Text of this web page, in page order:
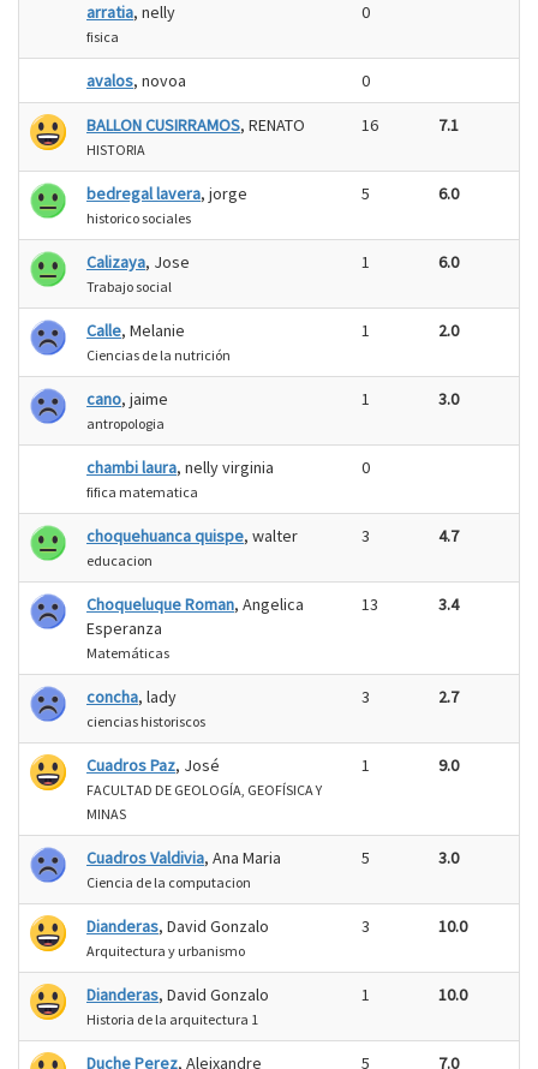
arratia, nelly
fisica
0
avalos, novoa 0
BALLON CUSIRRAMOS, RENATO
HISTORIA
16 7.1
bedregal lavera, jorge
historico sociales
5 6.0
Calizaya, Jose
Trabajo social
1 6.0
Calle, Melanie
Ciencias de la nutrición
1 2.0
cano, jaime
antropologia
1 3.0
chambi laura, nelly virginia
fifica matematica
0
choquehuanca quispe, walter
educacion
3 4.7
Choqueluque Roman, Angelica
Esperanza
Matemáticas
13 3.4
concha, lady
ciencias historiscos
3 2.7
Cuadros Paz, José
FACULTAD DE GEOLOGÍA, GEOFÍSICA Y
MINAS
1 9.0
Cuadros Valdivia, Ana Maria
Ciencia de la computacion
5 3.0
Dianderas, David Gonzalo
Arquitectura y urbanismo
3 10.0
Dianderas, David Gonzalo
Historia de la arquitectura 1
1 10.0
Duche Perez, Aleixandre 5 7.0